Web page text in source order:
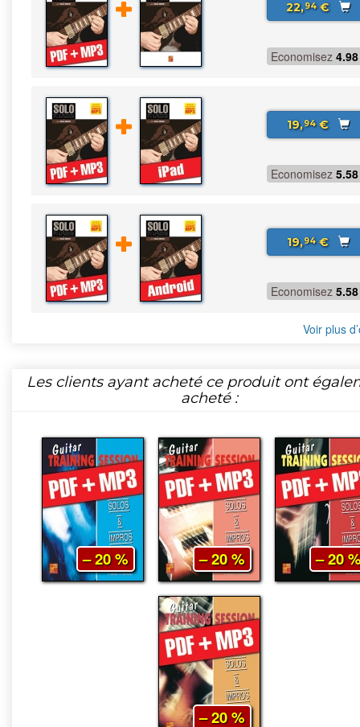
22,94€
Economisez 4.98
19,94€
Economisez 5.58
19,94€
Economisez 5.58
Voir plus
Les clients ayant acheté ce produit ont
acheté :
– 20 % – 20 % – 20
– 20 %